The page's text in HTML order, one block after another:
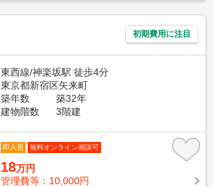
初期費用に注目
東西線/神楽坂駅 徒歩4分
東京都新宿区矢来町
築年数
築32年
建物階数
3階建
即入居 無料オンライン相談可
18万円
管理費等：10,000円